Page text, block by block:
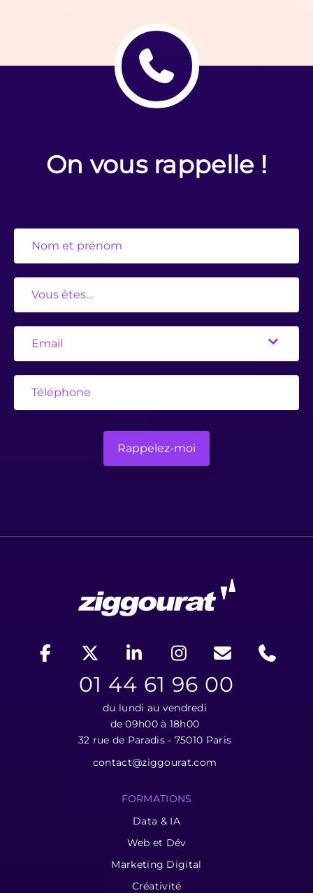
On vous rappelle !
01 44 61 96 00
du lundi au vendredi
de 09h00 à 18h00
32 rue de Paradis - 75010 Paris
contact@ziggourat.com
FORMATIONS
Data & IA
Web et Dév
Marketing Digital
Créativité